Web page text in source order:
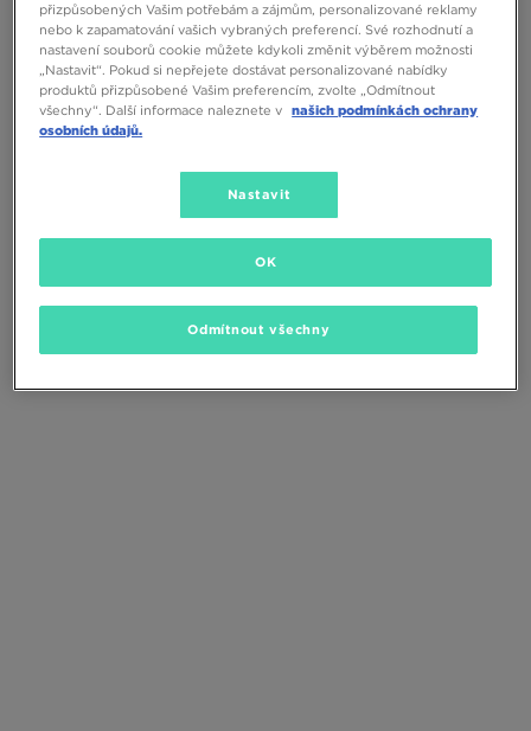
Žádné produkty k zobrazení
Změňte kritéria vyhledávání nebo
odstraňte vybrané filtry
přizpůsobených Vašim potřebám a zájmům, personalizované reklamy
nebo k zapamatování vašich vybraných preferencí. Své rozhodnutí a
nastavení souborů cookie můžete kdykoli změnit výběrem možnosti
„Nastavit“. Pokud si nepřejete dostávat personalizované nabídky
produktů přizpůsobené Vašim preferencím, zvolte „Odmítnout
všechny“. Další informace naleznete v našich podmínkách ochrany
osobních údajů.
Nastavit
Odmítnout všechny
OK